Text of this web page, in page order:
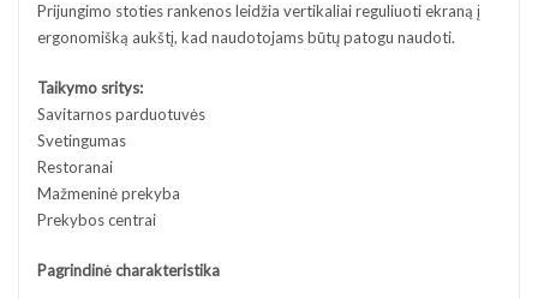
Prijungimo stoties rankenos leidžia vertikaliai reguliuoti ekraną į
ergonomišką aukštį, kad naudotojams būtų patogu naudoti.
Taikymo sritys:
Savitarnos parduotuvės
Svetingumas
Restoranai
Mažmeninė prekyba
Prekybos centrai
Pagrindinė charakteristika